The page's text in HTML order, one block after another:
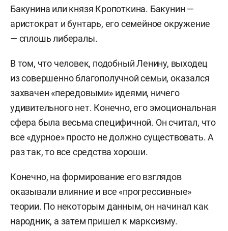
2002–2003 — приглашенный профессор центра
славянских исследований (ныне центр евро-
азиатских исследований) Университета
Хоккайдо (Саппоро).
В 2003–2009 годах издавал выходящий в
Калифорнии журнал Soviet and Post-Soviet
Review. В настоящее время является членом
редакционных советов ряда российских и
зарубежных научных журналов; член
редколлегии журнала «Российская история».
Спектр научных интересов: история России
конца XIX – начала XX века, история Первой
мировой войны, русской революции и
постреволюционного времени; проблемы
Бакунина или князя Кропоткина. Бакунин —
аристократ и бунтарь, его семейное окружение
— сплошь либералы.
В том, что человек, подобный Ленину, выходец
из совершенно благополучной семьи, оказался
захвачен «передовыми» идеями, ничего
удивительного нет. Конечно, его эмоциональная
сфера была весьма специфичной. Он считал, что
все «дурное» просто не должно существовать. А
раз так, то все средства хороши.
Конечно, на формирование его взглядов
оказывали влияние и все «прогрессивные»
теории. По некоторым данным, он начинал как
народник, а затем пришел к марксизму.